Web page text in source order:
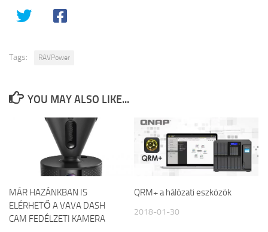
Tags: RAVPower
YOU MAY ALSO LIKE...
MÁR HAZÁNKBAN IS
ELÉRHETŐ A VAVA DASH
CAM FEDÉLZETI KAMERA
QRM+ a hálózati eszközök
2018-01-30